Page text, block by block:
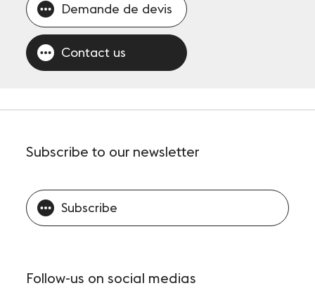
Demande de devis
Contact us
Subscribe to our newsletter
Subscribe
Follow-us on social medias